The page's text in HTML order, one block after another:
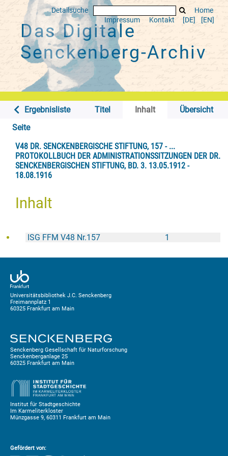
Detailsuche
Home
Impressum
Kontakt [DE] [EN]
Das Digitale
Senckenberg-Archiv
Ergebnisliste Titel Inhalt
Übersicht
Seite
V48 DR. SENCKENBERGISCHE STIFTUNG, 157 - ...
PROTOKOLLBUCH DER ADMINISTRATIONSSITZUNGEN DER DR.
SENCKENBERGISCHEN STIFTUNG, BD. 3. 13.05.1912 -
18.08.1916
Inhalt
1
ISG FFM V48 Nr.157
Universitätsbibliothek J.C. Senckenberg
Freimannplatz 1
60325 Frankfurt am Main
Senckenberg Gesellschaft für Naturforschung
Senckenberganlage 25
60325 Frankfurt am Main
Institut für Stadtgeschichte
Im Karmeliterkloster
Münzgasse 9, 60311 Frankfurt am Main
Gefördert von: